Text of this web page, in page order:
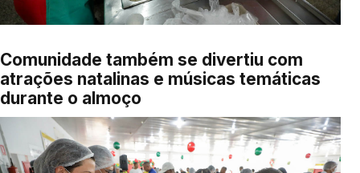
Comunidade também se divertiu com
atrações natalinas e músicas temáticas
durante o almoço